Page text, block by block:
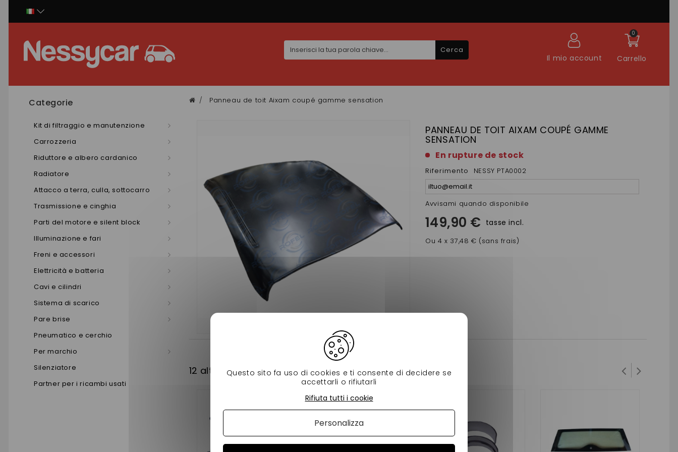
Carrello
0
Il mio account
Cerca
Categorie
Kit di filtraggio e manutenzione
Carrozzeria
Riduttore e albero cardanico
Radiatore
Attacco a terra, culla, sottocarro
Trasmissione e cinghia
Parti del motore e silent block
Illuminazione e fari
Freni e accessori
Elettricità e batteria
Cavi e cilindri
Sistema di scarico
Pare brise
Pneumatico e cerchio
Per marchio
Silenziatore
Partner per i ricambi usati
Panneau de toit Aixam coupé gamme sensation
PANNEAU DE TOIT AIXAM COUPÉ GAMME
SENSATION
En rupture de stock
Riferimento NESSY PTA0002
Avvisami quando disponibile
149,90 € tasse incl.
Ou 4 x 37,48 € (sans frais)
12 altri prodotti della stessa categoria:
Questo sito fa uso di cookies e ti consente di decidere se
accettarli o rifiutarli
Rifiuta tutti i cookie
Personalizza